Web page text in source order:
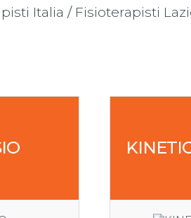
Italia / Fisioterapisti